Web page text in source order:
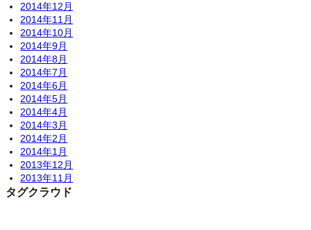
2014年12月
2014年11月
2014年10月
2014年9月
2014年8月
2014年7月
2014年6月
2014年5月
2014年4月
2014年3月
2014年2月
2014年1月
2013年12月
2013年11月
タグクラウド